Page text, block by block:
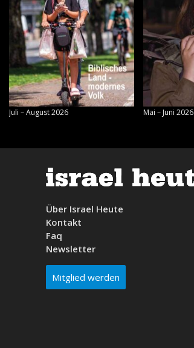
Juli – August 2026 Mai – Juni 2026
Über Israel Heute
Kontakt
Faq
Newsletter
Mitglied werden